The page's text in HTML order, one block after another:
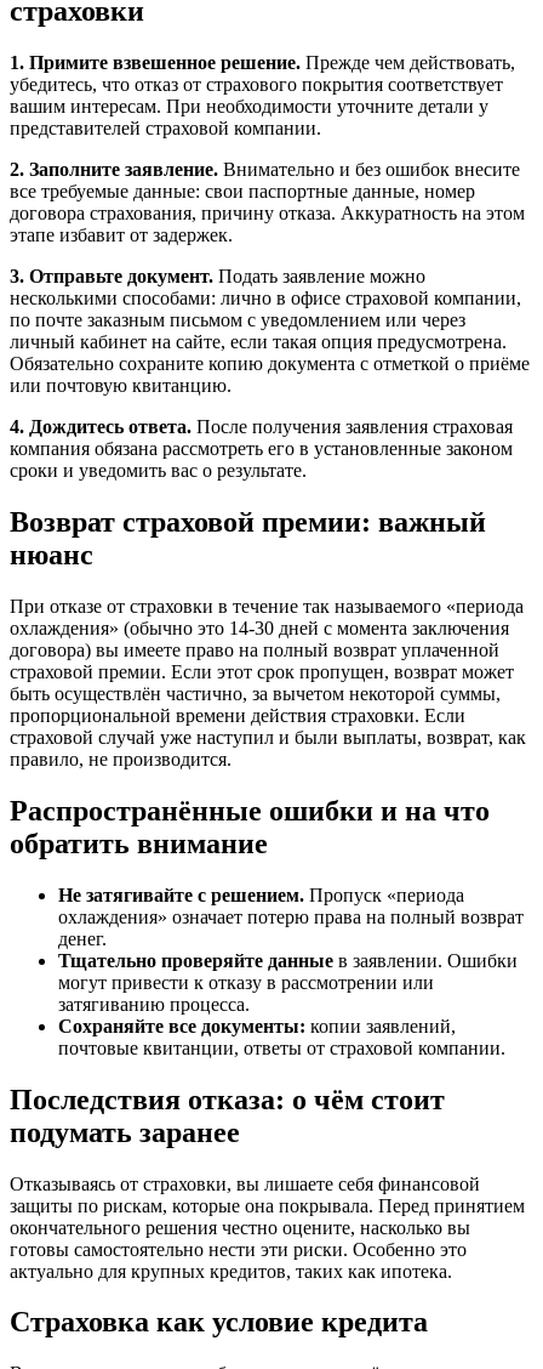
страховки
1. Примите взвешенное решение. Прежде чем действовать,
убедитесь, что отказ от страхового покрытия соответствует
вашим интересам. При необходимости уточните детали у
представителей страховой компании.
2. Заполните заявление. Внимательно и без ошибок внесите
все требуемые данные: свои паспортные данные, номер
договора страхования, причину отказа. Аккуратность на этом
этапе избавит от задержек.
3. Отправьте документ. Подать заявление можно
несколькими способами: лично в офисе страховой компании,
по почте заказным письмом с уведомлением или через
личный кабинет на сайте, если такая опция предусмотрена.
Обязательно сохраните копию документа с отметкой о приёме
или почтовую квитанцию.
4. Дождитесь ответа. После получения заявления страховая
компания обязана рассмотреть его в установленные законом
сроки и уведомить вас о результате.
Возврат страховой премии: важный
нюанс
При отказе от страховки в течение так называемого «периода
охлаждения» (обычно это 14-30 дней с момента заключения
договора) вы имеете право на полный возврат уплаченной
страховой премии. Если этот срок пропущен, возврат может
быть осуществлён частично, за вычетом некоторой суммы,
пропорциональной времени действия страховки. Если
страховой случай уже наступил и были выплаты, возврат, как
правило, не производится.
Распространённые ошибки и на что
обратить внимание
Не затягивайте с решением. Пропуск «периода
охлаждения» означает потерю права на полный возврат
денег.
Тщательно проверяйте данные в заявлении. Ошибки
могут привести к отказу в рассмотрении или
затягиванию процесса.
Сохраняйте все документы: копии заявлений,
почтовые квитанции, ответы от страховой компании.
Последствия отказа: о чём стоит
подумать заранее
Отказываясь от страховки, вы лишаете себя финансовой
защиты по рискам, которые она покрывала. Перед принятием
окончательного решения честно оцените, насколько вы
готовы самостоятельно нести эти риски. Особенно это
актуально для крупных кредитов, таких как ипотека.
Страховка как условие кредита